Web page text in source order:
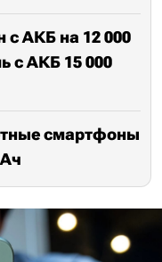
с АКБ на 12 000
с АКБ 15 000
смартфоны